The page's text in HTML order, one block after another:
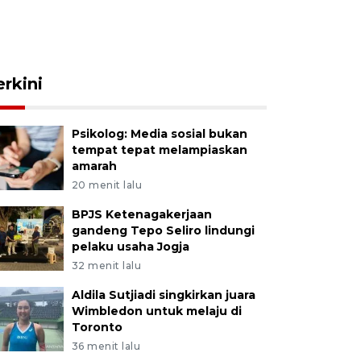
Psikolog: Media sosial bukan
tempat tepat melampiaskan
amarah
20 menit lalu
BPJS Ketenagakerjaan
gandeng Tepo Seliro lindungi
pelaku usaha Jogja
32 menit lalu
Aldila Sutjiadi singkirkan juara
Wimbledon untuk melaju di
Toronto
36 menit lalu